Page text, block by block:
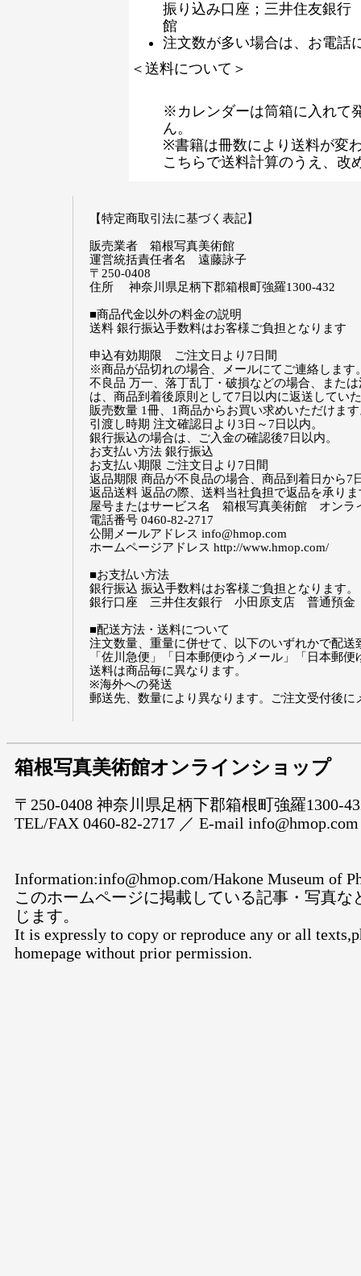
振り込み口座；三井住友銀
館
注文数が多い場合は、お電話
＜送料について＞
※カレンダーは筒箱に入れて
ん。
※書籍は冊数により送料が変
こちらで送料計算のうえ、改
【特定商取引法に基づく表記】
販売業者 箱根写真美術館
運営統括責任者名 遠藤詠子
〒250-0408
住所 神奈川県足柄下郡箱根町強羅1300-432
■商品代金以外の料金の説明
送料 銀行振込手数料はお客様ご負担となります
申込有効期限 ご注文日より7日間
※商品が品切れの場合、メールにてご連絡します
不良品 万一、落丁乱丁・破損などの場合、また
は、商品到着後原則として7日以内に返送してい
販売数量 1冊、1商品からお買い求めいただけま
引渡し時期 注文確認日より3日～7日以内。
銀行振込の場合は、ご入金の確認後7日以内。
お支払い方法 銀行振込
お支払い期限 ご注文日より7日間
返品期限 商品が不良品の場合、商品到着日から7
返品送料 返品の際、送料当社負担で返品を承りま
屋号またはサービス名 箱根写真美術館 オンラ
電話番号 0460-82-2717
公開メールアドレス info@hmop.com
ホームページアドレス http://www.hmop.com/
■お支払い方法
銀行振込 振込手数料はお客様ご負担となります。
銀行口座 三井住友銀行 小田原支店 普通預
■配送方法・送料について
注文数量、重量に併せて、以下のいずれかで配送
「佐川急便」「日本郵便ゆうメール」「日本郵便
送料は商品毎に異なります。
※海外への発送
郵送先、数量により異なります。ご注文受付後
箱根写真美術館オンラインショップ
〒250-0408 神奈川県足柄下郡箱根町強羅1300-
TEL/FAX 0460-82-2717 ／ E-mail info@hmop.com
Information:info@hmop.com/Hakone Museum of
このホームページに掲載している記事・写真
じます。
It is expressly to copy or reproduce any or all
homepage without prior permission.